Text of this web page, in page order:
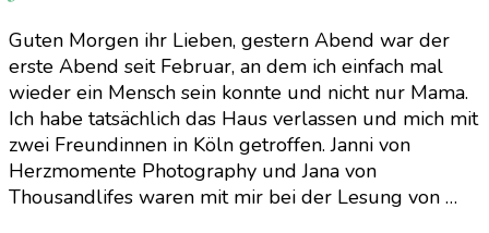
Guten Morgen ihr Lieben, gestern Abend war der
erste Abend seit Februar, an dem ich einfach mal
wieder ein Mensch sein konnte und nicht nur Mama.
Ich habe tatsächlich das Haus verlassen und mich mit
zwei Freundinnen in Köln getroffen. Janni von
Herzmomente Photography und Jana von
Thousandlifes waren mit mir bei der Lesung von …